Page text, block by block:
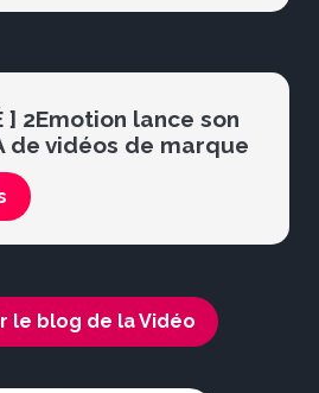
] 2Emotion lance son
de vidéos de marque
le blog de la Vidéo